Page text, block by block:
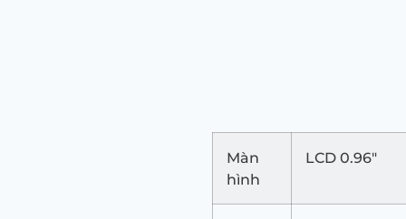
Màn
hình
LCD 0.96″